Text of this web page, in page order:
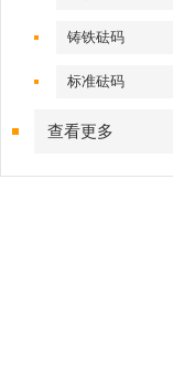
铸铁砝码
标准砝码
查看更多